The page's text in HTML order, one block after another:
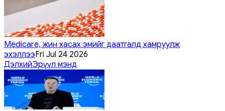
Medicare, жин хасах эмийг даатгалд хамруулж
эхэллээFri Jul 24 2026
ДэлхийЭрүүл мэнд